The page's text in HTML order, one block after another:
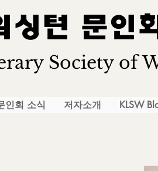
싱턴 문인회
Society of
인회 소식 저자소개 KLSW